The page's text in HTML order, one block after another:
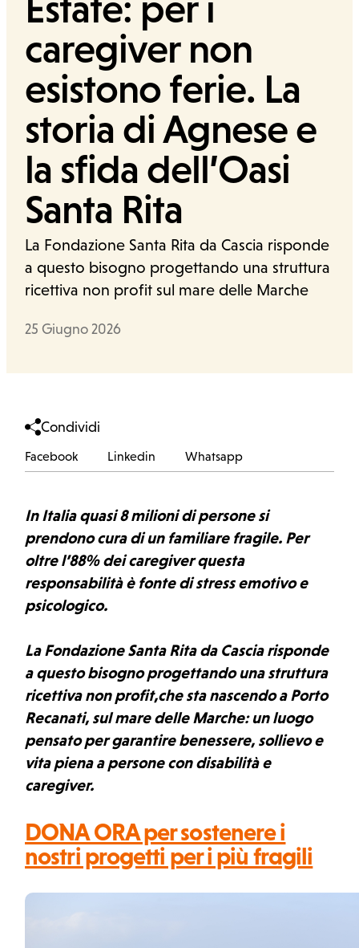
Ufficio stampa
caregiver non
esistono ferie. La
storia di Agnese e
la sfida dell’Oasi
Santa Rita
La Fondazione Santa Rita da Cascia risponde
a questo bisogno progettando una struttura
ricettiva non profit sul mare delle Marche
Data
25 Giugno 2026
In Italia quasi 8 milioni di persone si
prendono cura di un familiare fragile. Per
oltre l’88% dei caregiver questa
responsabilità è fonte di stress emotivo e
psicologico.
La Fondazione Santa Rita da Cascia risponde
a questo bisogno progettando una struttura
ricettiva non profit,che sta nascendo a Porto
Recanati, sul mare delle Marche: un luogo
pensato per garantire benessere, sollievo e
vita piena a persone con disabilità e
caregiver.
DONA ORA per sostenere i
nostri progetti per i più fragili
Condividi
Facebook
Facebook Linkedin
Linkedin Whatsapp
Whatsapp